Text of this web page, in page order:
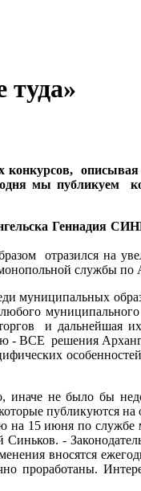
туда»
мы публикуем
Геннадия
отразился на
службы
муниципальных
и дальнейшая
- ВСЕ решения
не было бы
публикуются
15 июня по
-
вносятся
проработаны.